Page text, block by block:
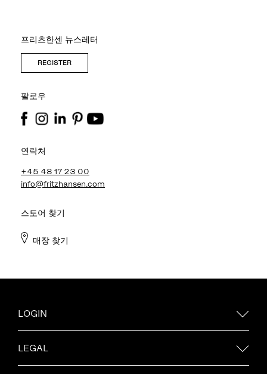
프리츠한센 뉴스레터
REGISTER
팔로우
연락처
+45 48 17 23 00
info@fritzhansen.com
스토어 찾기
매장 찾기
LOGIN
LEGAL